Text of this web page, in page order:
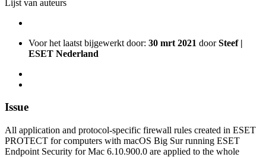
Lijst van auteurs
Voor het laatst bijgewerkt door: 30 mrt 2021 doorSteef |
ESET Nederland
Issue
All application and protocol-specific firewall rules created in ESET
PROTECT for computers with macOS Big Sur running ESET
Endpoint Security for Mac 6.10.900.0 are applied to the whole